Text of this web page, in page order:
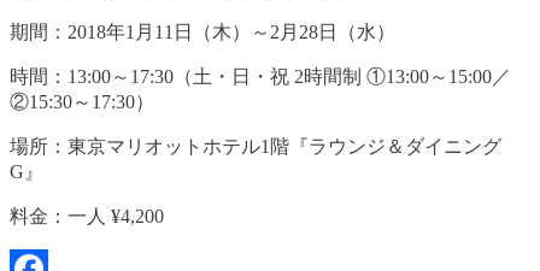
期間：2018年1月11日（木）～2月28日（水）
時間：13:00～17:30（土・日・祝 2時間制 ①13:00～15:00／
②15:30～17:30）
場所：東京マリオットホテル1階『ラウンジ＆ダイニング
G』
料金：一人 ¥4,200